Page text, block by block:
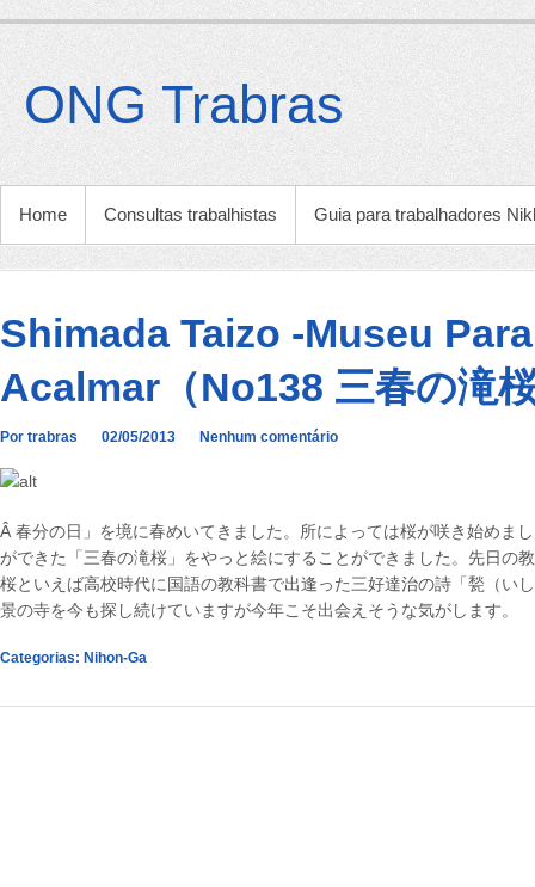
conteúdo
ONG Trabras
MENU PRINCIPAL
Home Consultas trabalhistas Guia para trabalhadores
Shimada Taizo -Museu Para
Acalmar（No138 三春の滝
Por trabras 02/05/2013 Nenhum comentário
Â 春分の日」を境に春めいてきました。所によっては桜が咲き始めま
ができた「三春の滝桜」をやっと絵にすることができました。先日の
桜といえば高校時代に国語の教科書で出逢った三好達治の詩「甃（い
景の寺を今も探し続けていますが今年こそ出会えそうな気がします。
Categorias: Nihon-Ga